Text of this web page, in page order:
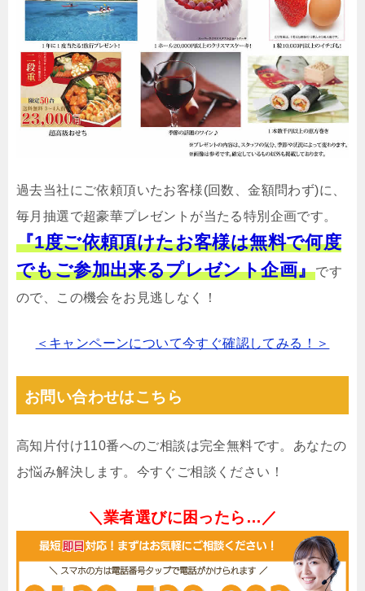
過去当社にご依頼頂いたお客様(回数、金額問わず)に、
毎月抽選で超豪華プレゼントが当たる特別企画です。
『1度ご依頼頂けたお客様は無料で何度
でもご参加出来るプレゼント企画』です
ので、この機会をお見逃しなく！
＜キャンペーンについて今すぐ確認してみる！＞
お問い合わせはこちら
高知片付け110番へのご相談は完全無料です。あなたの
お悩み解決します。今すぐご相談ください！
＼業者選びに困ったら…／